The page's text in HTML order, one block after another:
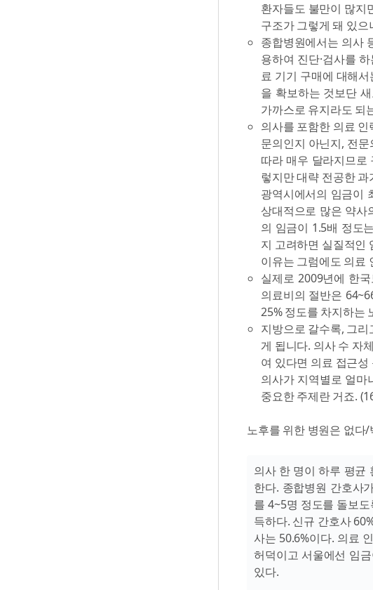
환자들도 불만이 많지
구조가 그렇게 돼 있
종합병원에서는 의사
용하여 진단·검사를
료 기기 구매에 대해
을 확보하는 것보단
가까스로 유지라도 되
의사를 포함한 의료
문의인지 아닌지, 전
따라 매우 달라지므로
렇지만 대략 전공한
광역시에서의 임금이
상대적으로 많은 약사
의 임금이 1.5배 정도
지 고려하면 실질적인
이유는 그럼에도 의료
실제로 2009년에 한
의료비의 절반은
25% 정도를 차지하는
지방으로 갈수록, 그
게 됩니다. 의사 수 자
여 있다면 의료 접근
의사가 지역별로 얼마
중요한 주제란 거죠.
노후를 위한 병원은 없다
의사 한 명이 하루 평균
한다. 종합병원 간호사
를 4~5명 정도를 돌보
득하다. 신규 간호사
사는 50.6%이다. 의료
허덕이고 서울에선 임
있다.